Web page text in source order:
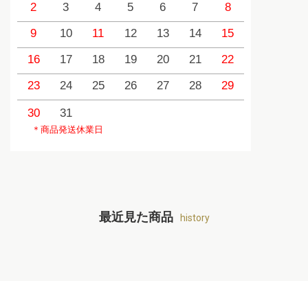
2
3 4 5 6 7
8
9
10 11 12 13 14
15
16
17 18 19 20 21
22
23
24 25 26 27 28 29
30 31
＊商品発送休業日
最近見た商品 history